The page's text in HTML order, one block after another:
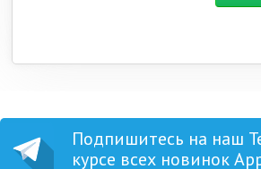
Подпишитесь на наш
курсе всех новинок